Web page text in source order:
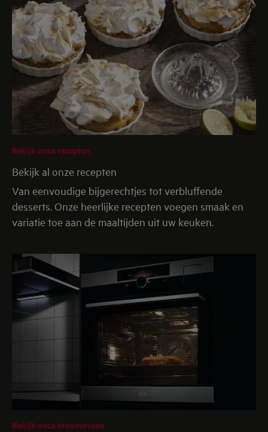
Bekijk onze recepten
Bekijk al onze recepten
Van eenvoudige bijgerechtjes tot verbluffende
desserts. Onze heerlijke recepten voegen smaak en
variatie toe aan de maaltijden uit uw keuken.
Bekijk onze stoomovens